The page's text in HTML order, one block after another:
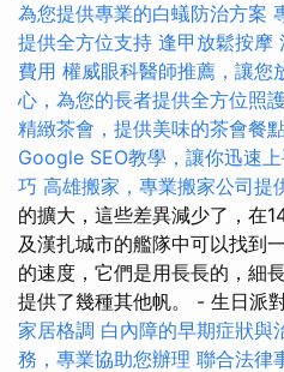
為您提供專業的白蟻防治方案
提供全方位支持 逢甲放鬆按摩
費用 權威眼科醫師推薦，讓您
心，為您的長者提供全方位照
精緻茶會，提供美味的茶會餐
Google SEO教學，讓你迅速
巧 高雄搬家，專業搬家公司提
的擴大，這些差異減少了，在
及漢扎城市的艦隊中可以找到
的速度，它們是用長長的，細
提供了幾種其他帆。 - 生日派
家居格調 白內障的早期症狀與
務，專業協助您辦理 聯合法律